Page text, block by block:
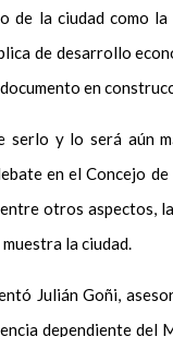
de la ciudad como
de desarrollo
en
serlo y lo será aún
en el Concejo
otros aspectos,
la ciudad.
Julián Goñi,
dependiente del